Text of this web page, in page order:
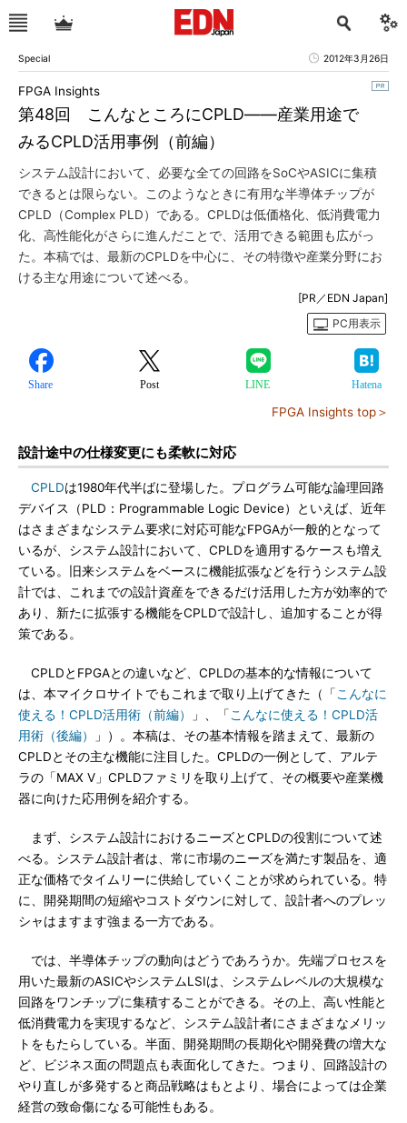
Special 2012年3月26日
第48回 こんなところにCPLD――産業用途で
みるCPLD活用事例（前編）
FPGA Insights
システム設計において、必要な全ての回路をSoCやASICに集積
できるとは限らない。このようなときに有用な半導体チップが
CPLD（Complex PLD）である。CPLDは低価格化、低消費電力
化、高性能化がさらに進んだことで、活用できる範囲も広がっ
た。本稿では、最新のCPLDを中心に、その特徴や産業分野にお
ける主な用途について述べる。
[PR／EDN Japan]
PC用表示
Share Post LINE Hatena
FPGA Insights top＞
設計途中の仕様変更にも柔軟に対応
CPLDは1980年代半ばに登場した。プログラム可能な論理回路
デバイス（PLD：Programmable Logic Device）といえば、近年
はさまざまなシステム要求に対応可能なFPGAが一般的となって
いるが、システム設計において、CPLDを適用するケースも増え
ている。旧来システムをベースに機能拡張などを行うシステム設
計では、これまでの設計資産をできるだけ活用した方が効率的で
あり、新たに拡張する機能をCPLDで設計し、追加することが得
策である。
CPLDとFPGAとの違いなど、CPLDの基本的な情報について
は、本マイクロサイトでもこれまで取り上げてきた（「 こんなに
使える！CPLD活用術（前編）
」、「 こんなに使える！CPLD活
用術（後編）
」）。本稿は、その基本情報を踏まえて、最新の
CPLDとその主な機能に注目した。CPLDの一例として、アルテ
ラの「MAX V」CPLDファミリを取り上げて、その概要や産業機
器に向けた応用例を紹介する。
まず、システム設計におけるニーズとCPLDの役割について述
べる。システム設計者は、常に市場のニーズを満たす製品を、適
正な価格でタイムリーに供給していくことが求められている。特
に、開発期間の短縮やコストダウンに対して、設計者へのプレッ
シャはますます強まる一方である。
では、半導体チップの動向はどうであろうか。先端プロセスを
用いた最新のASICやシステムLSIは、システムレベルの大規模な
回路をワンチップに集積することができる。その上、高い性能と
低消費電力を実現するなど、システム設計者にさまざまなメリッ
トをもたらしている。半面、開発期間の長期化や開発費の増大な
ど、ビジネス面の問題点も表面化してきた。つまり、回路設計の
やり直しが多発すると商品戦略はもとより、場合によっては企業
経営の致命傷になる可能性もある。